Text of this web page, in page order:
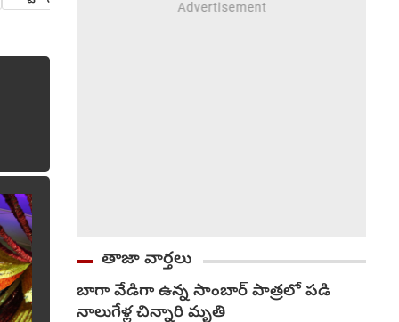
తాజా వార్తలు
బాగా వేడిగా ఉన్న సాంబార్ పాత్రలో పడి
నాలుగేళ్ల చిన్నారి మృతి